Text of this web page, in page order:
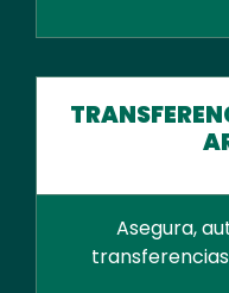
Asegura,